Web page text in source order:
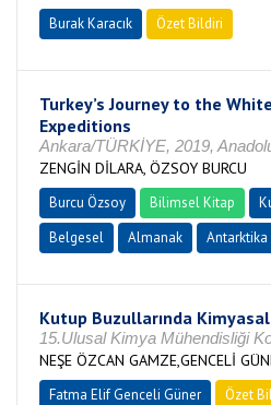
Burak Karacık Özet Bildiri
Turkey’s Journey to the
Expeditions
Ankara/TÜRKİYE, 2019,
ZENGİN DİLARA, ÖZSOY BURCU
Burcu Özsoy Bilimsel Kitap
Belgesel
Almanak Antarktika
Kutup Buzullarında
15.Ulusal Kimya Mühendisliği
NEŞE ÖZCAN GAMZE,GENCELİ
Fatma Elif Genceli Güner Özet